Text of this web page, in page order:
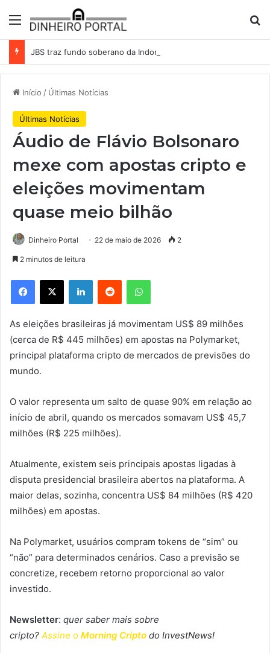
Menu
Início / Últimas Notícias
Últimas Notícias
Áudio de Flávio Bolsonaro
mexe com apostas cripto e
eleições movimentam
quase meio bilhão
Dinheiro Portal 22 de maio de 2026 2
2 minutos de leitura
Facebook
X LinkedinReddit WhatsApp
As eleições brasileiras já movimentam US$ 89 milhões
(cerca de R$ 445 milhões) em apostas na Polymarket,
principal plataforma cripto de mercados de previsões do
mundo.
O valor representa um salto de quase 90% em relação ao
início de abril, quando os mercados somavam US$ 45,7
milhões (R$ 225 milhões).
Atualmente, existem seis principais apostas ligadas à
disputa presidencial brasileira abertos na plataforma. A
maior delas, sozinha, concentra US$ 84 milhões (R$ 420
milhões) em apostas.
Na Polymarket, usuários compram tokens de “sim” ou
“não” para determinados cenários. Caso a previsão se
concretize, recebem retorno proporcional ao valor
investido.
Newsletter: quer saber mais sobre
cripto? Assine o Morning Cripto do InvestNews!